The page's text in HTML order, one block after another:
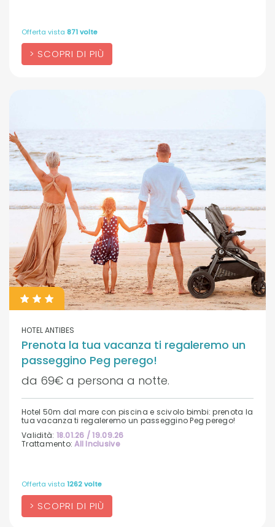
SCOPRI DI PIÙ
Offerta vista 871 volte
HOTEL ANTIBES
Prenota la tua vacanza ti regaleremo un
passeggino Peg perego!
da 69€ a persona a notte.
Hotel 50m dal mare con piscina e scivolo bimbi: prenota la
tua vacanza ti regaleremo un passeggino Peg perego!
Validità: 18.01.26 / 19.09.26
Trattamento:All Inclusive
SCOPRI DI PIÙ
Offerta vista 1262 volte